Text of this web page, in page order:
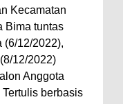
RSUD Kota Bima,
Layanan
Satsamapta
Warga Padolo
Kecamatan
Bima tuntas
(6/12/2022),
12/2022)
Anggota
berbasis